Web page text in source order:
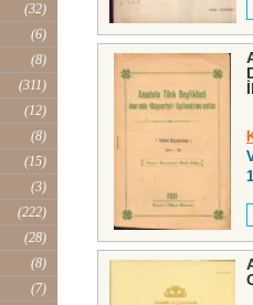
(32)
(6)
(8)
(311)
(12)
(8)
(15)
(3)
(222)
(28)
(8)
(7)